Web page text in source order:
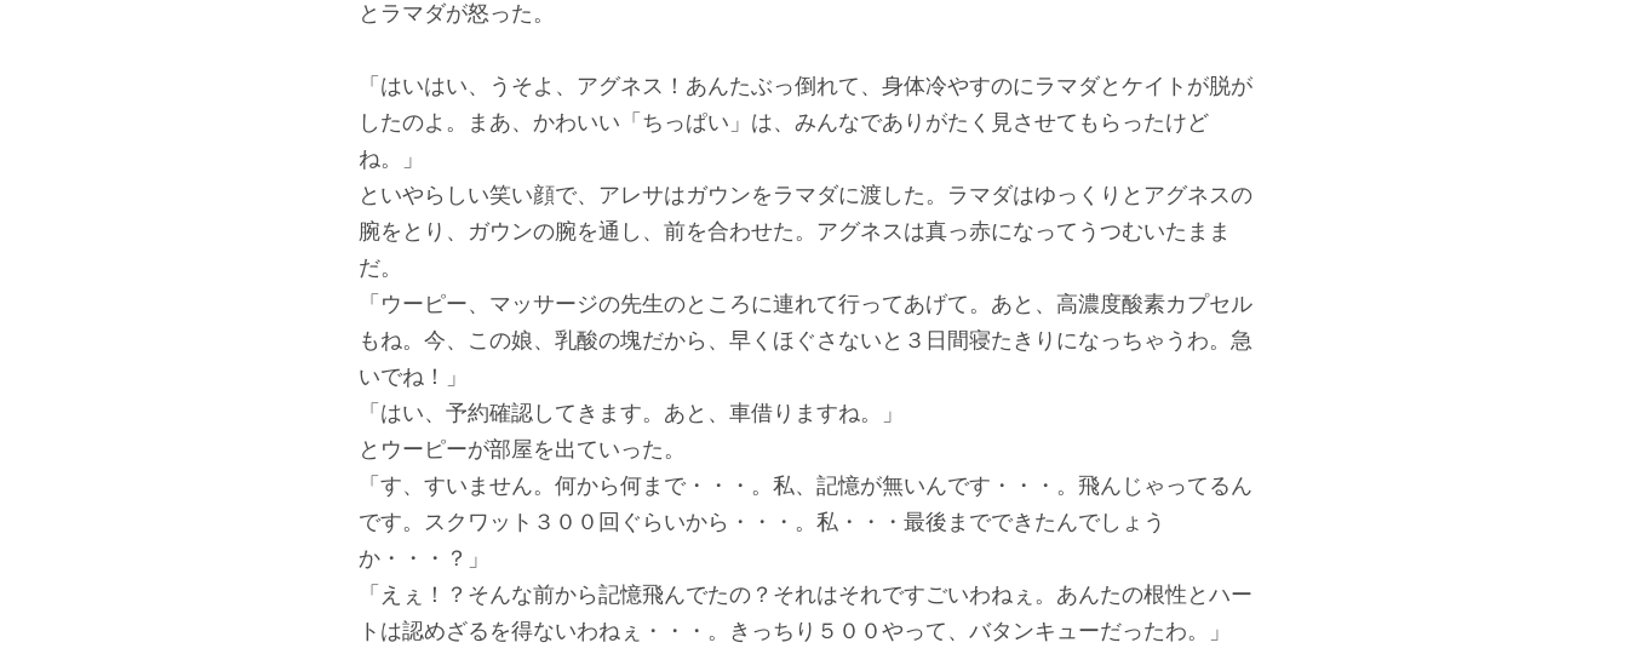
とラマダが怒った。
「はいはい、うそよ、アグネス！あんたぶっ倒れて、身体冷やすのにラマダとケイトが脱が
したのよ。まあ、かわいい「ちっぱい」は、みんなでありがたく見させてもらったけど
ね。」
といやらしい笑い顔で、アレサはガウンをラマダに渡した。ラマダはゆっくりとアグネスの
腕をとり、ガウンの腕を通し、前を合わせた。アグネスは真っ赤になってうつむいたまま
だ。
「ウーピー、マッサージの先生のところに連れて行ってあげて。あと、高濃度酸素カプセル
もね。今、この娘、乳酸の塊だから、早くほぐさないと３日間寝たきりになっちゃうわ。急
いでね！」
「はい、予約確認してきます。あと、車借りますね。」
とウーピーが部屋を出ていった。
「す、すいません。何から何まで・・・。私、記憶が無いんです・・・。飛んじゃってるん
です。スクワット３００回ぐらいから・・・。私・・・最後までできたんでしょう
か・・・？」
「えぇ！？そんな前から記憶飛んでたの？それはそれですごいわねぇ。あんたの根性とハー
トは認めざるを得ないわねぇ・・・。きっちり５００やって、バタンキューだったわ。」